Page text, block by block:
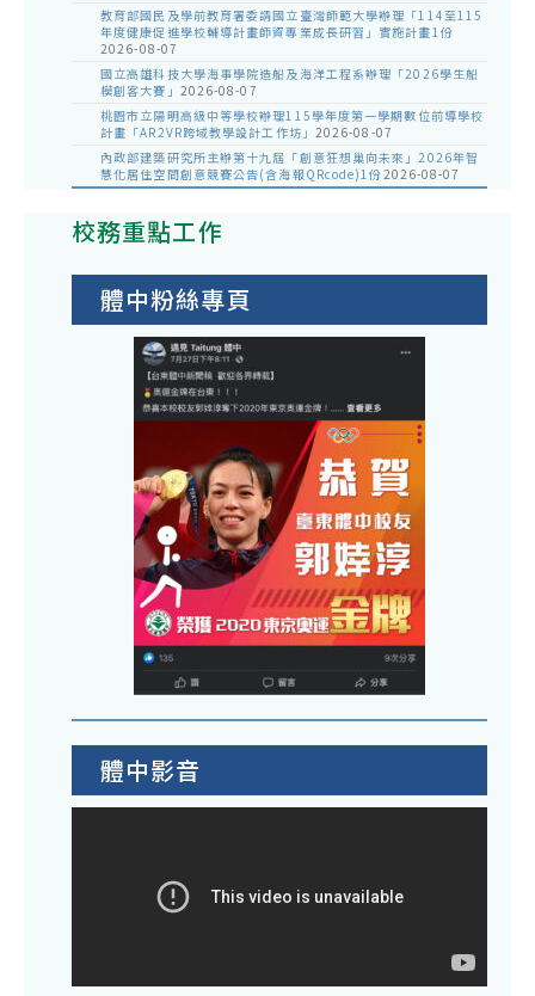
教育部國民及學前教育署委請國立臺灣師範大學辦理「114至115
年度健康促進學校輔導計畫師資專業成長研習」實施計畫1份
2026-08-07
國立高雄科技大學海事學院造船及海洋工程系辦理「2026學生船
模創客大賽」 2026-08-07
桃園市立陽明高級中等學校辦理115學年度第一學期數位前導學校
計畫「AR2VR跨域教學設計工作坊」 2026-08-07
內政部建築研究所主辦第十九屆「創意狂想巢向未來」2026年智
慧化居住空間創意競賽公告(含海報QRcode)1份2026-08-07
校務重點工作
體中粉絲專頁
體中影音